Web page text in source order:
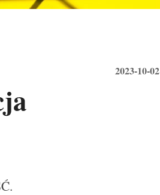
2023-10-02